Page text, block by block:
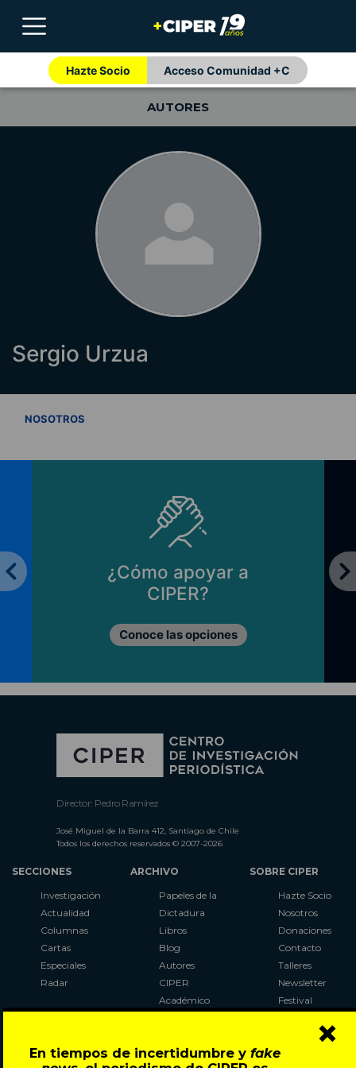
En tiempos de incertidumbre y fake
×
Hazte Socio Acceso Comunidad +C
AUTORES
Sergio Urzua
NOSOTROS
¿Cómo apoyar a
CIPER?
Conoce las opciones
Director: Pedro Ramírez
José Miguel de la Barra 412, Santiago de Chile
Todos los derechos reservados © 2007-2026
SECCIONES
Investigación
Actualidad
Columnas
Cartas
Especiales
Radar
ARCHIVO
Papeles de la
Dictadura
Libros
Blog
Autores
CIPER
Académico
Al Plebiscito
SOBRE CIPER
Hazte Socio
Nosotros
Donaciones
Contacto
Talleres
Newsletter
Festival